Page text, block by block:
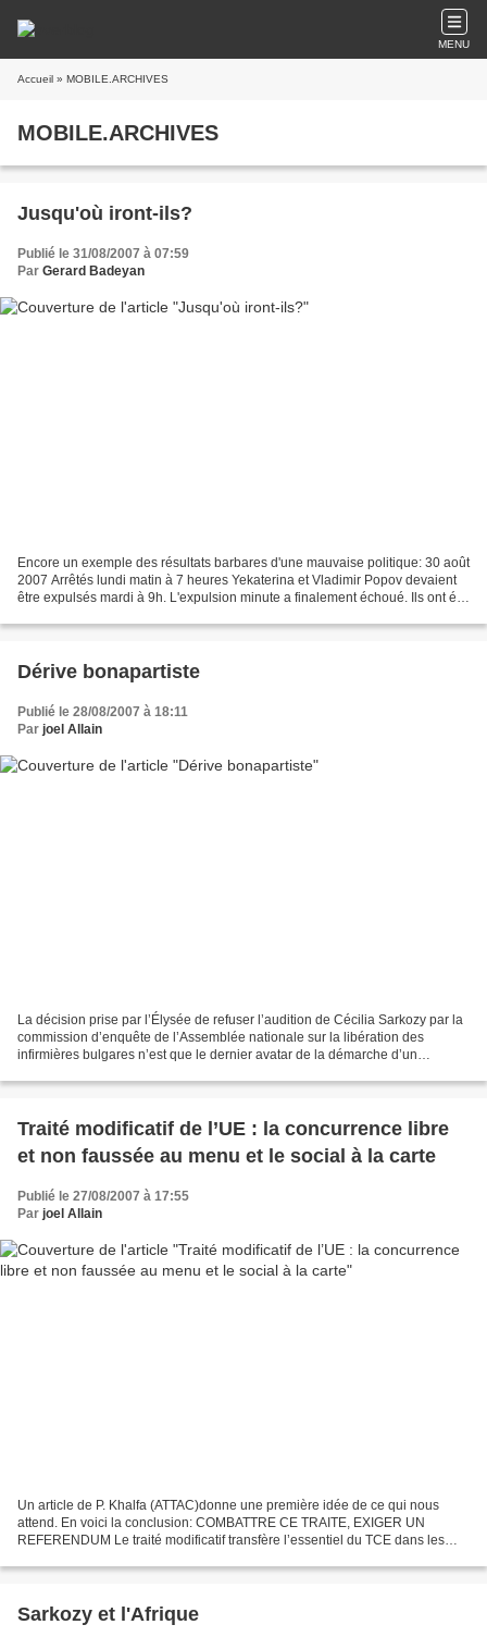
MENU
Accueil » MOBILE.ARCHIVES
MOBILE.ARCHIVES
Jusqu'où iront-ils?
Publié le 31/08/2007 à 07:59
Par Gerard Badeyan
Encore un exemple des résultats barbares d'une mauvaise politique: 30 août
2007 Arrêtés lundi matin à 7 heures Yekaterina et Vladimir Popov devaient
être expulsés mardi à 9h. L'expulsion minute a finalement échoué. Ils ont été
Dérive bonapartiste
Publié le 28/08/2007 à 18:11
Par joel Allain
La décision prise par l’Élysée de refuser l’audition de Cécilia Sarkozy par la
commission d’enquête de l’Assemblée nationale sur la libération des
infirmières bulgares n’est que le dernier avatar de la démarche d’un
Traité modificatif de l’UE : la concurrence libre
et non faussée au menu et le social à la carte
Publié le 27/08/2007 à 17:55
Par joel Allain
Un article de P. Khalfa (ATTAC)donne une première idée de ce qui nous
attend. En voici la conclusion: COMBATTRE CE TRAITE, EXIGER UN
REFERENDUM Le traité modificatif transfère l’essentiel du TCE dans les
Sarkozy et l'Afrique